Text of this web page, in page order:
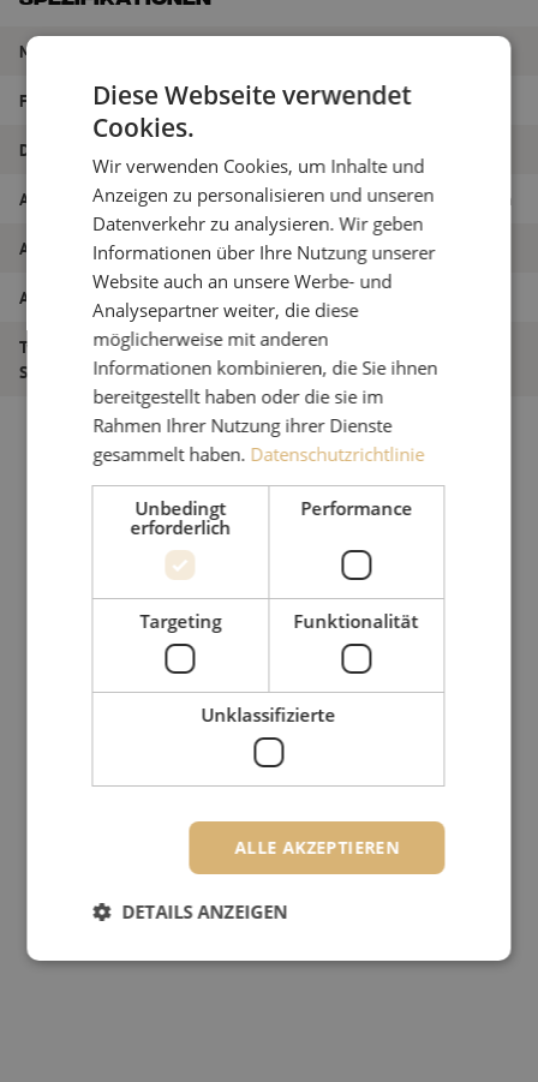
Marke
Farbe Schwarz + Grau
Durchmesser
Artikelname Kupplung, Reparatur, 50–50 mm, Plasson
Artikel Nummer M00002724
Art des Produkts Kupplungen - Verbinder
Typ des
Steckers/Kupplung
Reparatur
Diese Webseite verwendet
Cookies.
Wir verwenden Cookies, um Inhalte und
Anzeigen zu personalisieren und unseren
Datenverkehr zu analysieren. Wir geben
Informationen über Ihre Nutzung unserer
Website auch an unsere Werbe- und
Analysepartner weiter, die diese
möglicherweise mit anderen
Informationen kombinieren, die Sie ihnen
bereitgestellt haben oder die sie im
Rahmen Ihrer Nutzung ihrer Dienste
gesammelt haben. Datenschutzrichtlinie
Unbedingt
erforderlich
Performance
Targeting Funktionalität
Unklassifizierte
ALLE AKZEPTIEREN
DETAILS ANZEIGEN